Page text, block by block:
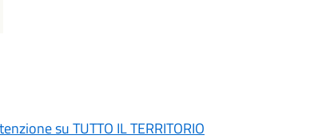
su TUTTO IL TERRITORIO